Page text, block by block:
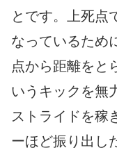
とです。上死点
なっているため
点から距離をと
いうキックを無
ストライドを稼
ーほど振り出し